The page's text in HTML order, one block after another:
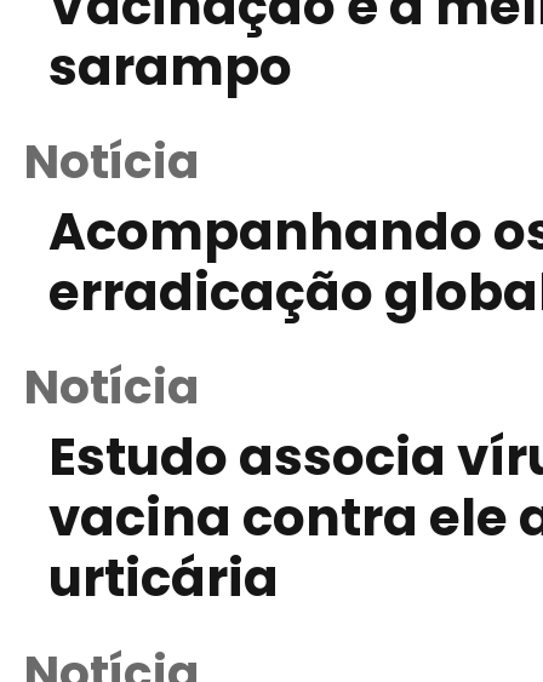
sarampo
Notícia
Acompanhando
erradicação
Notícia
Estudo associa
vacina contra ele
urticária